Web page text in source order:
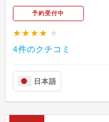
予約受付中
★★★★ ★
4件のクチコミ
日本語